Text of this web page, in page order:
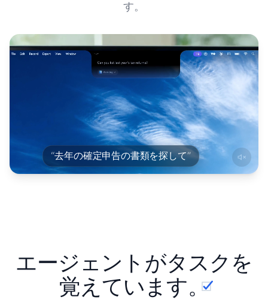
あのPDFを探して
メモを取って
バグを起票して
ウェブで検索して
デイリーノートを追加
“去年の確定申告の書類を探して”
す。
エージェントがタスクを
覚えています。